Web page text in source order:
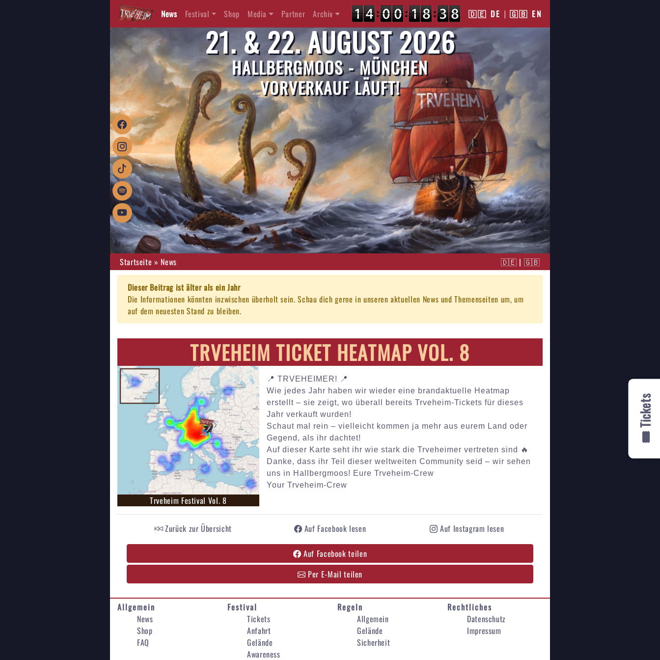
🎟️ Tickets
News Festival Shop Media Partner Archiv 🇩🇪 DE | 🇬🇧 EN
21. & 22. AUGUST 2026
HALLBERGMOOS - MÜNCHEN
VORVERKAUF LÄUFT!
Startseite » News 🇩🇪 | 🇬🇧
Dieser Beitrag ist älter als ein Jahr
Die Informationen könnten inzwischen überholt sein. Schau dich gerne in unseren aktuellen News und Themenseiten um, um
auf dem neuesten Stand zu bleiben.
TRVEHEIM TICKET HEATMAP VOL. 8
Trveheim Festival Vol. 8
📍 TRVEHEIMER! 📍
Wie jedes Jahr haben wir wieder eine brandaktuelle Heatmap
erstellt – sie zeigt, wo überall bereits Trveheim-Tickets für dieses
Jahr verkauft wurden!
Schaut mal rein – vielleicht kommen ja mehr aus eurem Land oder
Gegend, als ihr dachtet!
Auf dieser Karte seht ihr wie stark die Trveheimer vertreten sind 🔥
Danke, dass ihr Teil dieser weltweiten Community seid – wir sehen
uns in Hallbergmoos! Eure Trveheim-Crew
Your Trveheim-Crew
Zurück zur Übersicht Auf Facebook lesen Auf Instagram lesen
Auf Facebook teilen
Per E-Mail teilen
Allgemein
News
Shop
FAQ
Festival
Tickets
Anfahrt
Gelände
Awareness
Regeln
Allgemein
Gelände
Sicherheit
Rechtliches
Datenschutz
Impressum